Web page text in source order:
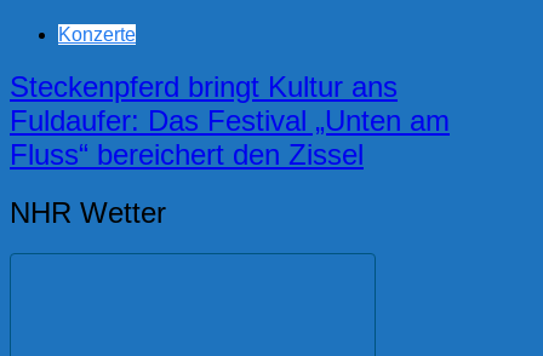
Konzerte
Steckenpferd bringt Kultur ans
Fuldaufer: Das Festival „Unten am
Fluss“ bereichert den Zissel
NHR Wetter